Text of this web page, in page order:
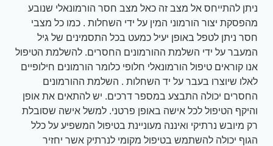
ניתן להתייחס אל מצב זה כאל מצב חסר הורמונאלי שנובע
מהפסקת יצור הורמוני המין על ידי השחלות . כמו כל מצבי
חסר ניתן לטפל באופן יעיל כמעט בכל התסמינים של גיל
המעבר על ידי השלמת ההורמונים החסרים. להשלמת הטיפול
אנו קוראים טיפול הורמונאלי חלופי כלומר הורמונים חילופיים
לאלו שיוצרו בעבר על יד השחלות . השלמת ההורמונים
החסרים יכולה התבצע במספר דרכים. יש להתאים את אופן
והיקף הטיפול לכל אישה באופן פרטני. למשל אישה שסובלת
רק מיובש נרתיקי ואיננה מעוניינת בטיפול המשפיע על כלל
הגוף יכולה להשתמש בטיפול מקומי לנרתיק אשר יחזיר